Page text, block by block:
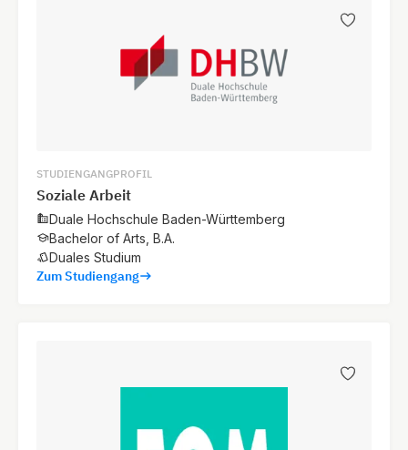
STUDIENGANGPROFIL
Soziale Arbeit
Duale Hochschule Baden-Württemberg
Bachelor of Arts, B.A.
Duales Studium
Zum Studiengang